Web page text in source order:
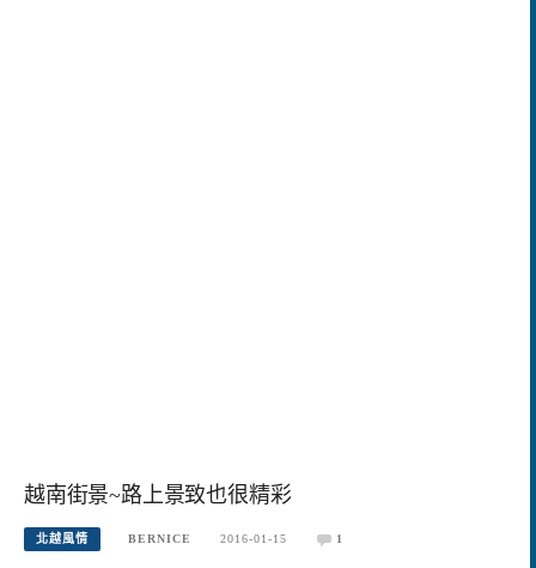
越南街景~路上景致也很精彩
北越風情 BERNICE 2016-01-15 1